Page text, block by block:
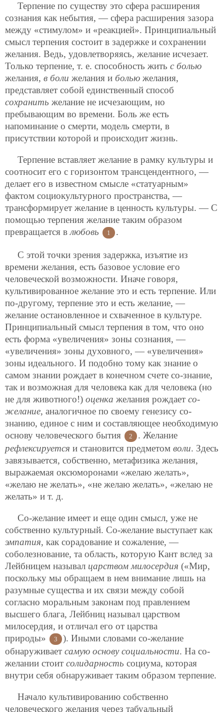
Терпение по существу это сфера расширения
сознания как небытия, — сфера расширения зазора
между «стимулом» и «реакцией». Принципиальный
смысл терпения состоит в задержке и сохранении
желания. Ведь, удовлетворяясь, желание исчезает.
Только терпение, т. е. способность жить с болью
желания, в боли желания и болью желания,
представляет собой единственный способ
сохранить желание не исчезающим, но
пребывающим во времени. Боль же есть
напоминание о смерти, модель смерти, в
присутствии которой и происходит жизнь.
Терпение вставляет желание в рамку культуры и
соотносит его с горизонтом трансцендентного, —
делает его в известном смысле «статуарным»
фактом социокультурного пространства, —
трансформирует желание в ценность культуры. — С
помощью терпения желание таким образом
превращается влюбовь 1 .
С этой точки зрения задержка, изъятие из
времени желания, есть базовое условие его
человеческой возможности. Иначе говоря,
культивированное желание это и есть терпение. Или
по-другому, терпение это и есть желание, —
желание остановленное и схваченное в культуре.
Принципиальный смысл терпения в том, что оно
есть форма «увеличения» зоны сознания, —
«увеличения» зоны духовного, — «увеличения»
зоны идеального. И подобно тому как знание о
самом знании рождает в конечном счете со-знание,
так и возможная для человека как для человека (но
не для животного!) оценка желания рождает со-
желание, аналогичное по своему генезису со-
знанию, единое с ним и составляющее необходимую
основу человеческого бытия
2
. Желание
рефлексируется и становится предметом воли. Здесь
завязывается, собственно, метафизика желания,
выражаемая оксюморонами «желаю желать»,
«желаю не желать», «не желаю желать», «желаю не
желать» и т. д.
Со-желание имеет и еще один смысл, уже не
собственно культурный. Со-желание выступает как
эмпатия, как сорадование и сожаление, —
соболезнование, та область, которую Кант вслед за
Лейбницем называл царством милосердия («Мир,
поскольку мы обращаем в нем внимание лишь на
разумные существа и их связи между собой
согласно моральным законам под правлением
высшего блага, Лейбниц называл царством
милосердия, и отличал его от царства
природы»
3
). Иными словами со-желание
обнаруживает самую основу социальности. На со-
желании стоит солидарность социума, которая
внутри себя обнаруживает таким образом терпение.
Начало культивированию собственно
человеческого желания через табуальный